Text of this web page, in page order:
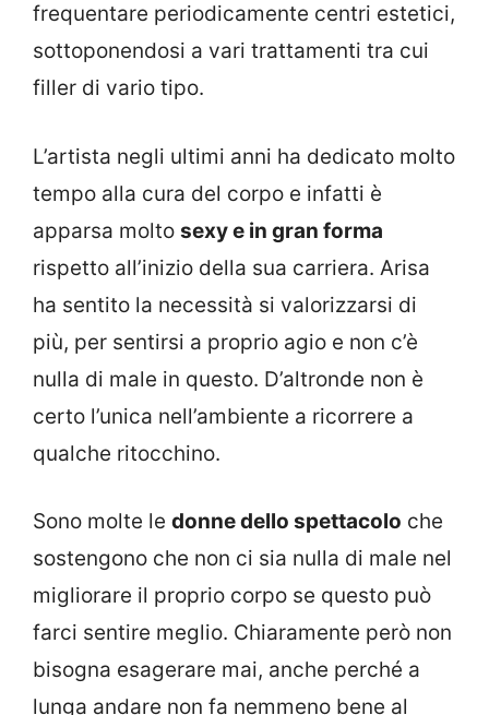
frequentare periodicamente centri estetici,
sottoponendosi a vari trattamenti tra cui
filler di vario tipo.
L’artista negli ultimi anni ha dedicato molto
tempo alla cura del corpo e infatti è
apparsa molto sexy e in gran forma
rispetto all’inizio della sua carriera. Arisa
ha sentito la necessità si valorizzarsi di
più, per sentirsi a proprio agio e non c’è
nulla di male in questo. D’altronde non è
certo l’unica nell’ambiente a ricorrere a
qualche ritocchino.
Sono molte le donne dello spettacolo che
sostengono che non ci sia nulla di male nel
migliorare il proprio corpo se questo può
farci sentire meglio. Chiaramente però non
bisogna esagerare mai, anche perché a
lunga andare non fa nemmeno bene al